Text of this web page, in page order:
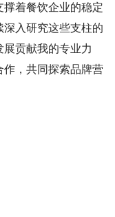
撑着餐饮企业的稳定
入研究这些支柱的
贡献我的专业力
作，共同探索品牌营